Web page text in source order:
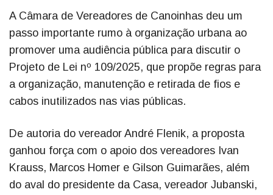
A Câmara de Vereadores de Canoinhas deu um
passo importante rumo à organização urbana ao
promover uma audiência pública para discutir o
Projeto de Lei nº 109/2025, que propõe regras para
a organização, manutenção e retirada de fios e
cabos inutilizados nas vias públicas.
De autoria do vereador André Flenik, a proposta
ganhou força com o apoio dos vereadores Ivan
Krauss, Marcos Homer e Gilson Guimarães, além
do aval do presidente da Casa, vereador Jubanski,